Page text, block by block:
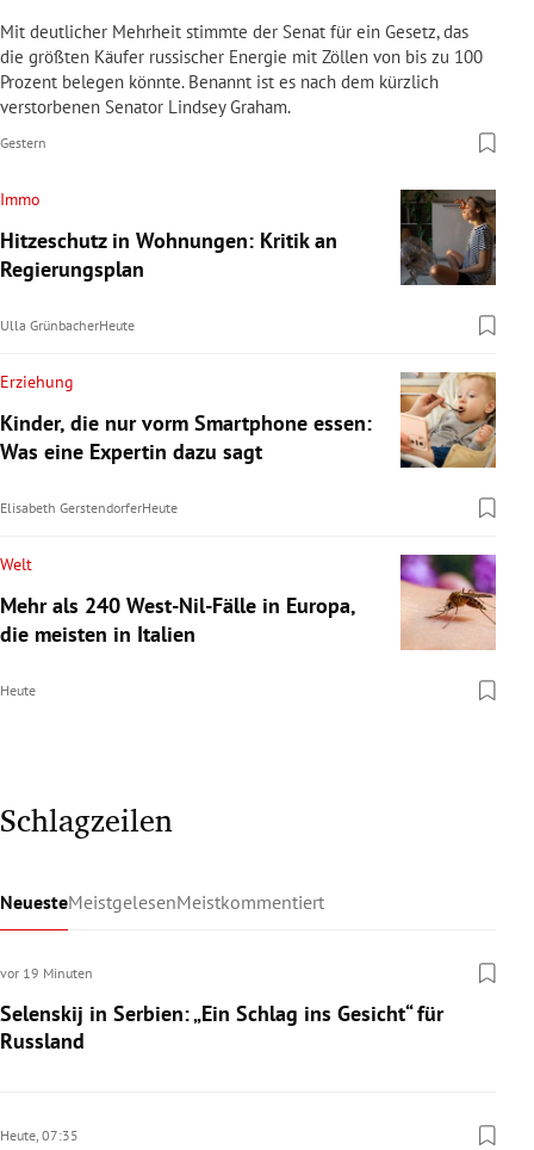
Mit deutlicher Mehrheit stimmte der Senat für ein Gesetz, das
die größten Käufer russischer Energie mit Zöllen von bis zu 100
Prozent belegen könnte. Benannt ist es nach dem kürzlich
verstorbenen Senator Lindsey Graham.
Gestern
Immo
Hitzeschutz in Wohnungen: Kritik an
Regierungsplan
Ulla GrünbacherHeute
Erziehung
Kinder, die nur vorm Smartphone essen:
Was eine Expertin dazu sagt
Elisabeth GerstendorferHeute
Welt
Mehr als 240 West-Nil-Fälle in Europa,
die meisten in Italien
Heute
Schlagzeilen
NeuesteMeistgelesenMeistkommentiert
vor 19 Minuten
Selenskij in Serbien: „Ein Schlag ins Gesicht“ für
Russland
Heute, 07:35